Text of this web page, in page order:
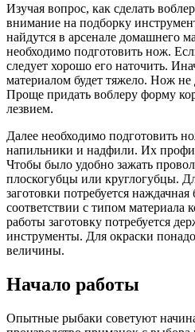
Изучая вопрос, как сделать
внимание на подборку
найдутся в арсенале домашнего
необходимо подготовить нож.
следует хорошо его наточить.
материалом будет тяжело. Нож
Проще придать воблеру форму
лезвием.
Далее необходимо подготовить
напильники и надфили. Их
Чтобы было удобно зажать
плоскогубцы или круглогубцы.
заготовки потребуется
соответствии с типом материала
работы заготовку потребуется
инструменты. Для окраски
величины.
Начало работы
Опытные рыбаки советуют